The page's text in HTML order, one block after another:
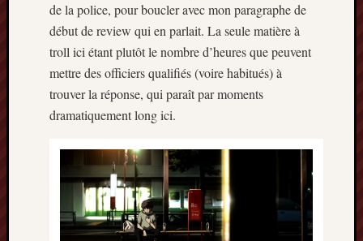
de la police, pour boucler avec mon paragraphe de
début de review qui en parlait. La seule matière à
troll ici étant plutôt le nombre d’heures que peuvent
mettre des officiers qualifiés (voire habitués) à
trouver la réponse, qui paraît par moments
dramatiquement long ici.